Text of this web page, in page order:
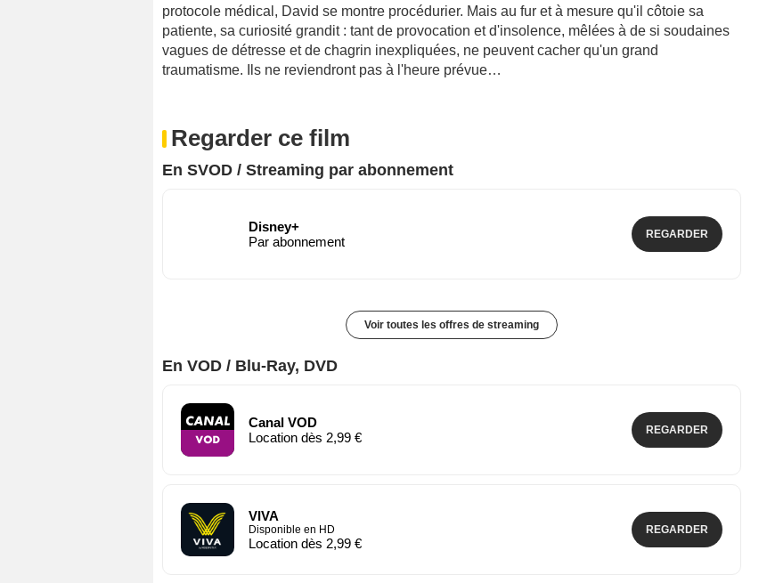
protocole médical, David se montre procédurier. Mais au fur et à mesure qu'il côtoie sa
patiente, sa curiosité grandit : tant de provocation et d'insolence, mêlées à de si soudaines
vagues de détresse et de chagrin inexpliquées, ne peuvent cacher qu'un grand
traumatisme. Ils ne reviendront pas à l'heure prévue…
Regarder ce film
En SVOD / Streaming par abonnement
Disney+
Par abonnement
REGARDER
Voir toutes les offres de streaming
En VOD / Blu-Ray, DVD
Canal VOD
Location dès 2,99 €
REGARDER
VIVA
Disponible en HD
Location dès 2,99 €
REGARDER